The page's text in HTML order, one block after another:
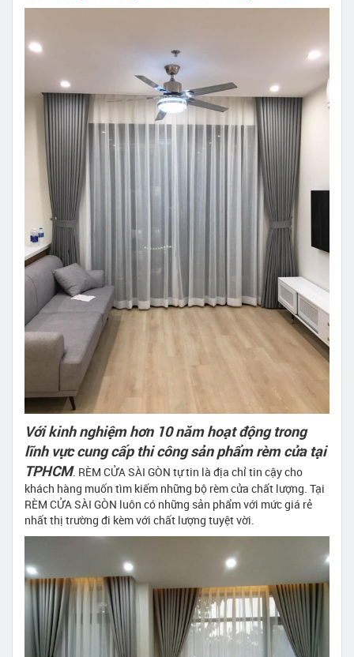
Với kinh nghiệm hơn 10 năm hoạt động trong
lĩnh vực cung cấp thi công sản phẩm rèm cửa tại
TPHCM. RÈM CỬA SÀI GÒN tự tin là địa chỉ tin cậy cho
khách hàng muốn tìm kiếm những bộ rèm cửa chất lượng. Tại
RÈM CỬA SÀI GÒN luôn có những sản phẩm với mức giá rẻ
nhất thị trường đi kèm với chất lượng tuyệt vời.